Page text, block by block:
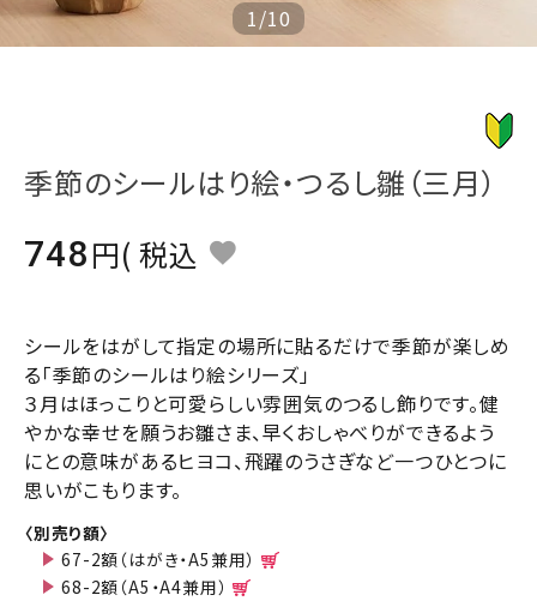
実店舗案内
お問い合わせ
ACCOUNT MENU
ようこそ ゲスト 様
person
1/10
季節のシールはり絵・つるし雛（三月）
748
税込
シールをはがして指定の場所に貼るだけで季節が楽しめ
る「季節のシールはり絵シリーズ」
３月はほっこりと可愛らしい雰囲気のつるし飾りです。健
やかな幸せを願うお雛さま、早くおしゃべりができるよう
にとの意味があるヒヨコ、飛躍のうさぎなど一つひとつに
思いがこもります。
〈別売り額〉
67-2額（はがき・A5兼用）
68-2額（A5・A4兼用）